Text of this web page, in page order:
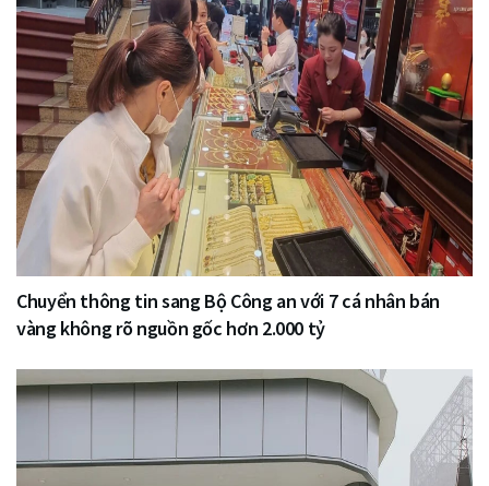
Chuyển thông tin sang Bộ Công an với 7 cá nhân bán
vàng không rõ nguồn gốc hơn 2.000 tỷ